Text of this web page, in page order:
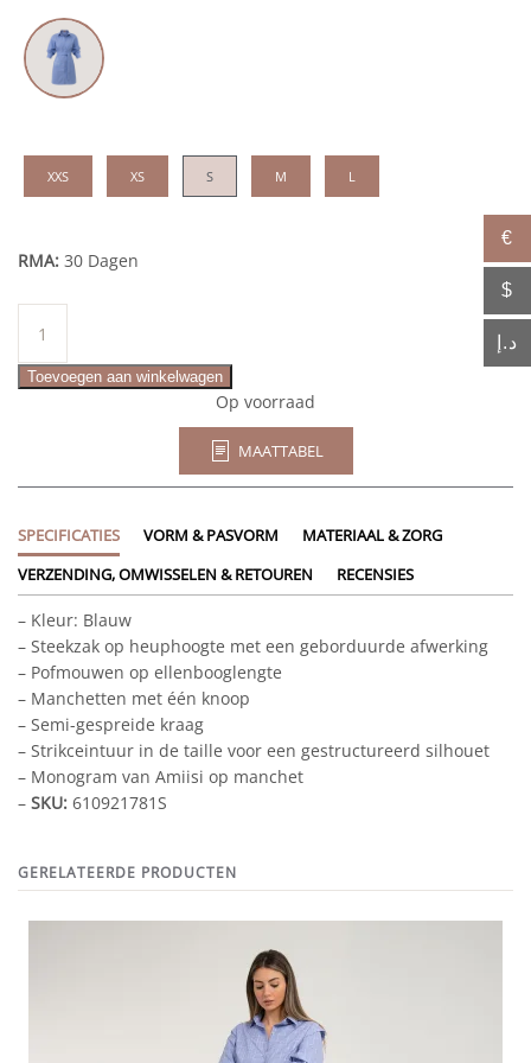
XXS XS S M L
RMA: 30 Dagen
aantal
Toevoegen aan winkelwagen
Op voorraad
MAATTABEL
SPECIFICATIES VORM & PASVORM
MATERIAAL & ZORG
VERZENDING, OMWISSELEN & RETOUREN
RECENSIES
– Kleur: Blauw
– Steekzak op heuphoogte met een geborduurde afwerking
– Pofmouwen op ellenbooglengte
– Manchetten met één knoop
– Semi-gespreide kraag
– Strikceintuur in de taille voor een gestructureerd silhouet
– Monogram van Amiisi op manchet
– SKU: 610921781S
GERELATEERDE PRODUCTEN
€
$
د.إ